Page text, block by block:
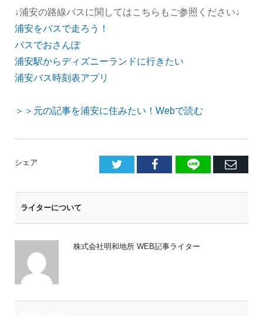
↓浦安の路線バスに関してはこちらもご参照ください↓
浦安をバスで走ろう！
バスでおさんぽ
浦安駅からディズニーランドに行きたい
浦安バス時刻表アプリ
＞＞元の記事を浦安に住みたい！Webで読む
シェア Facebook
LINE
E
ライターについて
株式会社明和地所 WEB記事ライター